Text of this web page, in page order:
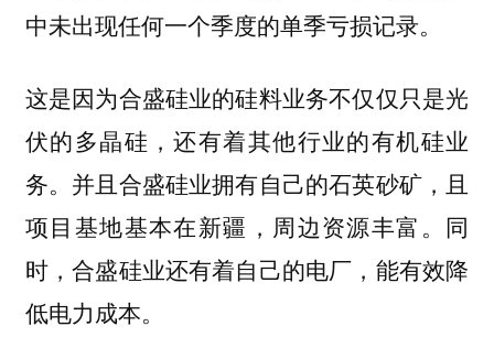
中未出现任何一个季度的单季亏损记录。
这是因为合盛硅业的硅料业务不仅仅只是光
伏的多晶硅，还有着其他行业的有机硅业
务。并且合盛硅业拥有自己的石英砂矿，且
项目基地基本在新疆，周边资源丰富。同
时，合盛硅业还有着自己的电厂，能有效降
低电力成本。